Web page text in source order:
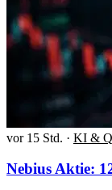
vor 15 Std. · KI &
Nebius Aktie: